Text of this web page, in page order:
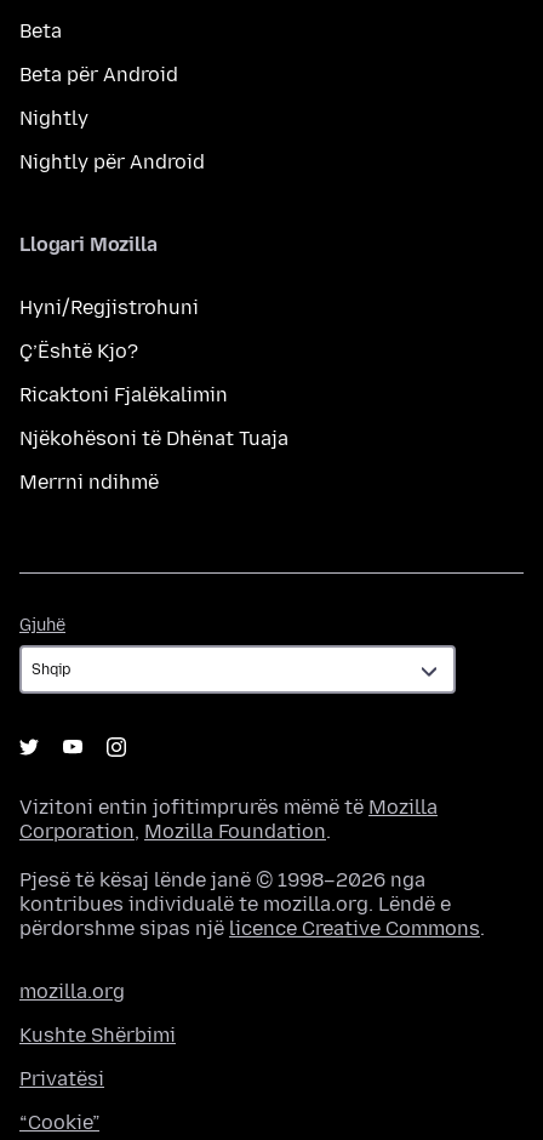
Beta
Beta për Android
Nightly
Nightly për Android
Llogari Mozilla
Hyni/Regjistrohuni
Ç’Është Kjo?
Ricaktoni Fjalëkalimin
Njëkohësoni të Dhënat Tuaja
Merrni ndihmë
Gjuhë
Vizitoni entin jofitimprurës mëmë të Mozilla
Corporation, Mozilla Foundation.
Pjesë të kësaj lënde janë © 1998–2026 nga
kontribues individualë te mozilla.org. Lëndë e
përdorshme sipas një licence Creative Commons.
mozilla.org
Kushte Shërbimi
Privatësi
“Cookie”